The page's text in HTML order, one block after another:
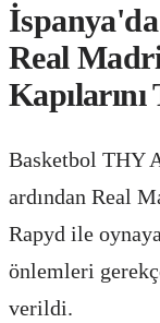
Real
Basketbol THY
ardından Real
Rapyd ile
önlemleri
verildi.